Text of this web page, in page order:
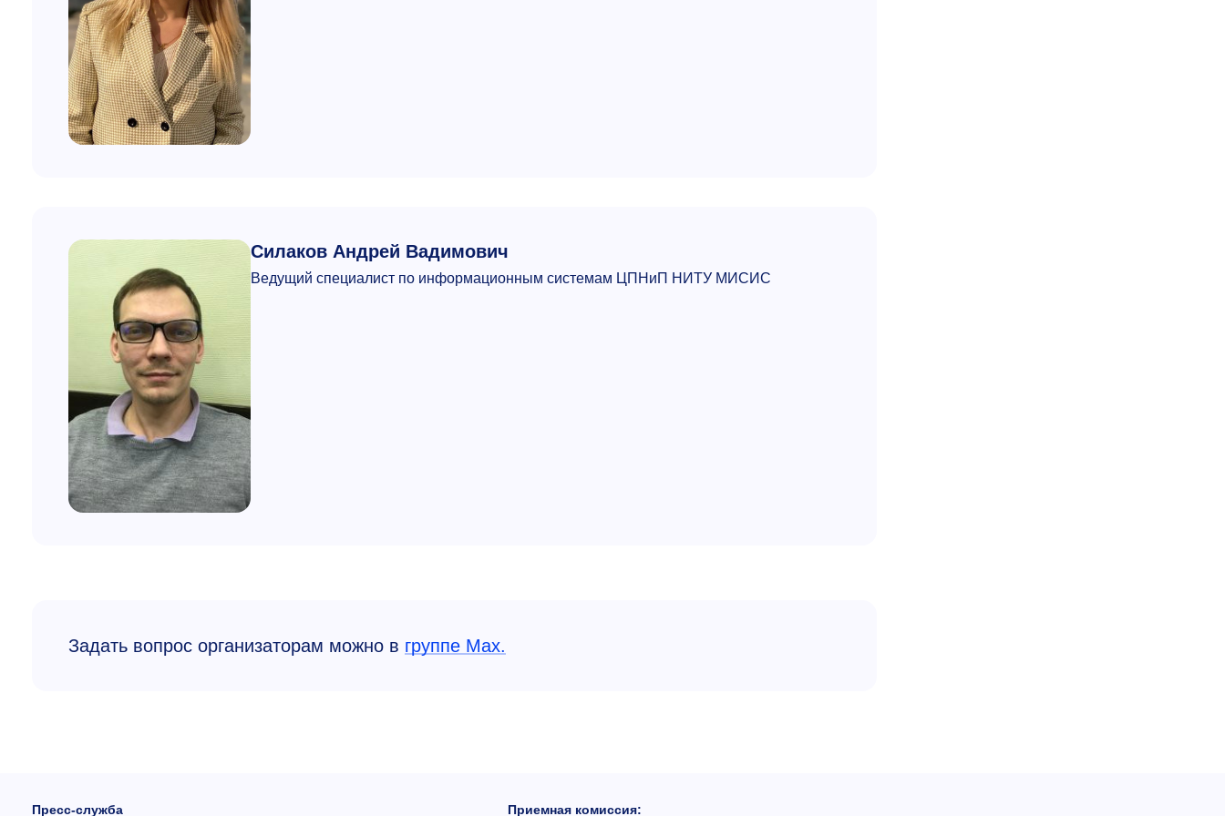
Силаков Андрей Вадимович
Ведущий специалист по информационным системам ЦПНиП НИТУ МИСИС
Задать вопрос организаторам можно в группе Max.
Пресс-служба Приемная комиссия: